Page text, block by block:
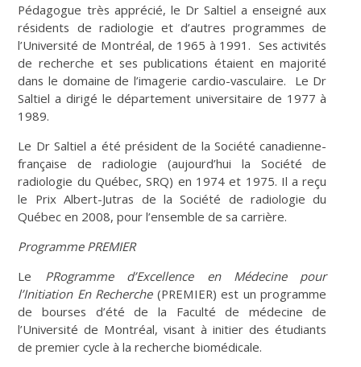
Pédagogue très apprécié, le Dr Saltiel a enseigné aux
résidents de radiologie et d’autres programmes de
l’Université de Montréal, de 1965 à 1991. Ses activités
de recherche et ses publications étaient en majorité
dans le domaine de l’imagerie cardio-vasculaire. Le Dr
Saltiel a dirigé le département universitaire de 1977 à
1989.
Le Dr Saltiel a été président de la Société canadienne-
française de radiologie (aujourd’hui la Société de
radiologie du Québec, SRQ) en 1974 et 1975. Il a reçu
le Prix Albert-Jutras de la Société de radiologie du
Québec en 2008, pour l’ensemble de sa carrière.
Programme PREMIER
Le PRogramme d’Excellence en Médecine pour
l’Initiation En Recherche(PREMIER) est un programme
de bourses d’été de la Faculté de médecine de
l’Université de Montréal, visant à initier des étudiants
de premier cycle à la recherche biomédicale.